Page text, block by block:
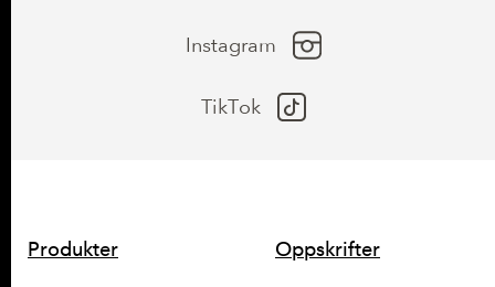
Instagram
TikTok
SNARVEIER
Produkter Oppskrifter